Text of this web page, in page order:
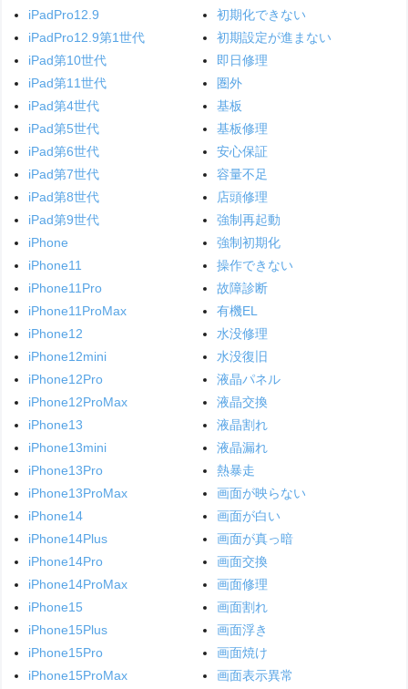
iPadPro12.9
iPadPro12.9第1世代
iPad第10世代
iPad第11世代
iPad第4世代
iPad第5世代
iPad第6世代
iPad第7世代
iPad第8世代
iPad第9世代
iPhone
iPhone11
iPhone11Pro
iPhone11ProMax
iPhone12
iPhone12mini
iPhone12Pro
iPhone12ProMax
iPhone13
iPhone13mini
iPhone13Pro
iPhone13ProMax
iPhone14
iPhone14Plus
iPhone14Pro
iPhone14ProMax
iPhone15
iPhone15Plus
iPhone15Pro
iPhone15ProMax
初期化できない
初期設定が進まない
即日修理
圏外
基板
基板修理
安心保証
容量不足
店頭修理
強制再起動
強制初期化
操作できない
故障診断
有機EL
水没修理
水没復旧
液晶パネル
液晶交換
液晶割れ
液晶漏れ
熱暴走
画面が映らない
画面が白い
画面が真っ暗
画面交換
画面修理
画面割れ
画面浮き
画面焼け
画面表示異常